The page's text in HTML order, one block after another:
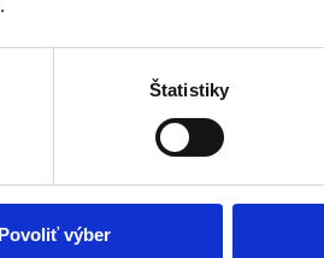
Štatistiky
Povoliť výber
preukaz. Objavte recenzie od
a efektívnosťou.
with the Driving School’s
he was so flexible with the time,
are English speakers, Thanks